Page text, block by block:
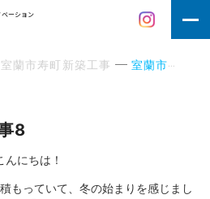
ーション
室蘭市寿町新築工事 室蘭市寿町新築工事8
8
んにちは！
もっていて、冬の始まりを感じまし